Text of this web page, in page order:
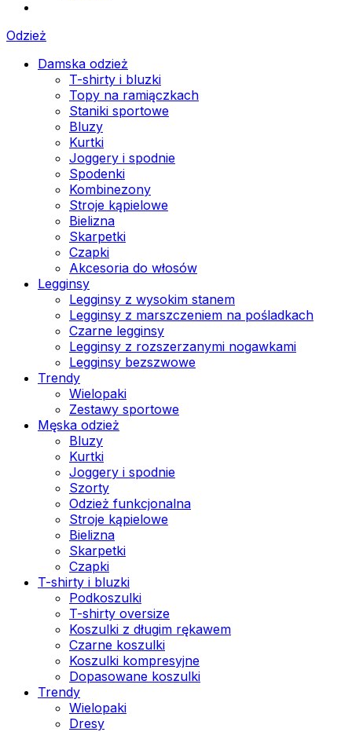
Odzież
Damska odzież
T-shirty i bluzki
Topy na ramiączkach
Staniki sportowe
Bluzy
Kurtki
Joggery i spodnie
Spodenki
Kombinezony
Stroje kąpielowe
Bielizna
Skarpetki
Czapki
Akcesoria do włosów
Legginsy
Legginsy z wysokim stanem
Legginsy z marszczeniem na pośladkach
Czarne legginsy
Legginsy z rozszerzanymi nogawkami
Legginsy bezszwowe
Trendy
Wielopaki
Zestawy sportowe
Męska odzież
Bluzy
Kurtki
Joggery i spodnie
Szorty
Odzież funkcjonalna
Stroje kąpielowe
Bielizna
Skarpetki
Czapki
T-shirty i bluzki
Podkoszulki
T-shirty oversize
Koszulki z długim rękawem
Czarne koszulki
Koszulki kompresyjne
Dopasowane koszulki
Trendy
Wielopaki
Dresy